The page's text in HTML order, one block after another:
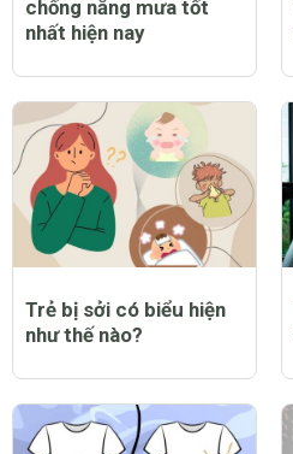
chống nắng mưa tốt
nhất hiện nay
Trẻ bị sởi có biểu hiện
như thế nào?